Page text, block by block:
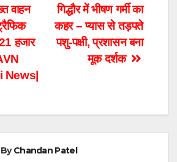
गिद्धौर में भीषण गर्मी का
कहर – प्यास से तड़पते
पशु-पक्षी, प्रशासन बना
मूक दर्शक
वाहन
हजार
News|
ByChandan Patel